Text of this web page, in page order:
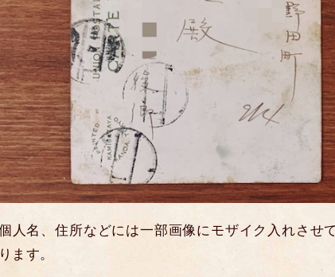
人名、住所などには一部画像にモザイク入れさせ
ます。